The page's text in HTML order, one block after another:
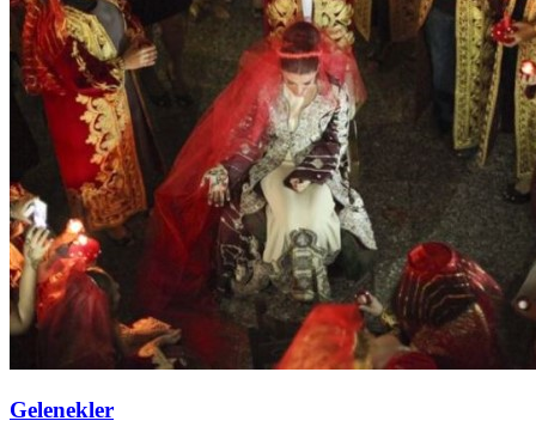
Gelenekler